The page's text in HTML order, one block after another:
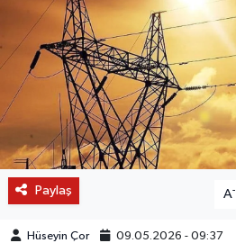
Paylaş A-
Hüseyin Çor 09.05.2026 - 09:37